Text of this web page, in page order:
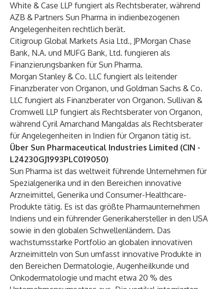
White & Case LLP fungiert als Rechtsberater, während
AZB & Partners Sun Pharma in indienbezogenen
Angelegenheiten rechtlich berät.
Citigroup Global Markets Asia Ltd., JPMorgan Chase
Bank, N.A. und MUFG Bank, Ltd. fungieren als
Finanzierungsbanken für Sun Pharma.
Morgan Stanley & Co. LLC fungiert als leitender
Finanzberater von Organon, und Goldman Sachs & Co.
LLC fungiert als Finanzberater von Organon. Sullivan &
Cromwell LLP fungiert als Rechtsberater von Organon,
während Cyril Amarchand Mangaldas als Rechtsberater
für Angelegenheiten in Indien für Organon tätig ist.
Über Sun Pharmaceutical Industries Limited (CIN -
L24230GJ1993PLC019050)
Sun Pharma ist das weltweit führende Unternehmen für
Spezialgenerika und in den Bereichen innovative
Arzneimittel, Generika und Consumer-Healthcare-
Produkte tätig. Es ist das größte Pharmaunternehmen
Indiens und ein führender Generikahersteller in den USA
sowie in den globalen Schwellenländern. Das
wachstumsstarke Portfolio an globalen innovativen
Arzneimitteln von Sun umfasst innovative Produkte in
den Bereichen Dermatologie, Augenheilkunde und
Onkodermatologie und macht etwa 20 % des